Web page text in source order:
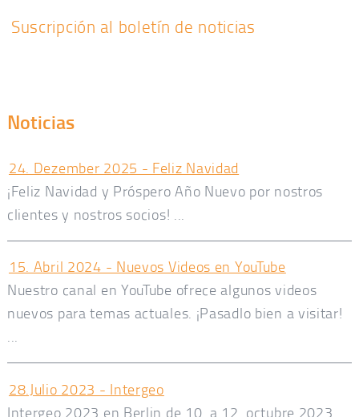
Suscripción al boletín de noticias
Noticias
24. Dezember 2025 - Feliz Navidad
¡Feliz Navidad y Próspero Año Nuevo por nostros
clientes y nostros socios! ...
15. Abril 2024 - Nuevos Videos en YouTube
Nuestro canal en YouTube ofrece algunos videos
nuevos para temas actuales. ¡Pasadlo bien a visitar!
...
28.Julio 2023 - Intergeo
Intergeo 2023 en Berlin de 10. a 12. octubre 2023